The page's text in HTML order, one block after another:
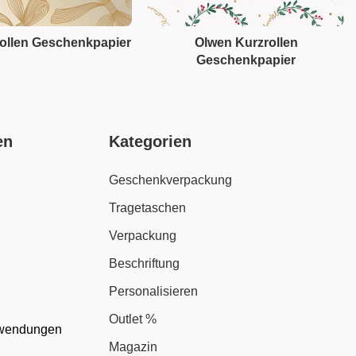
Geschenkpapier
Olwen Kurzrollen
Geschenkpapier
Kategorien
Geschenkverpackung
Tragetaschen
Verpackung
Beschriftung
Personalisieren
Outlet %
Magazin